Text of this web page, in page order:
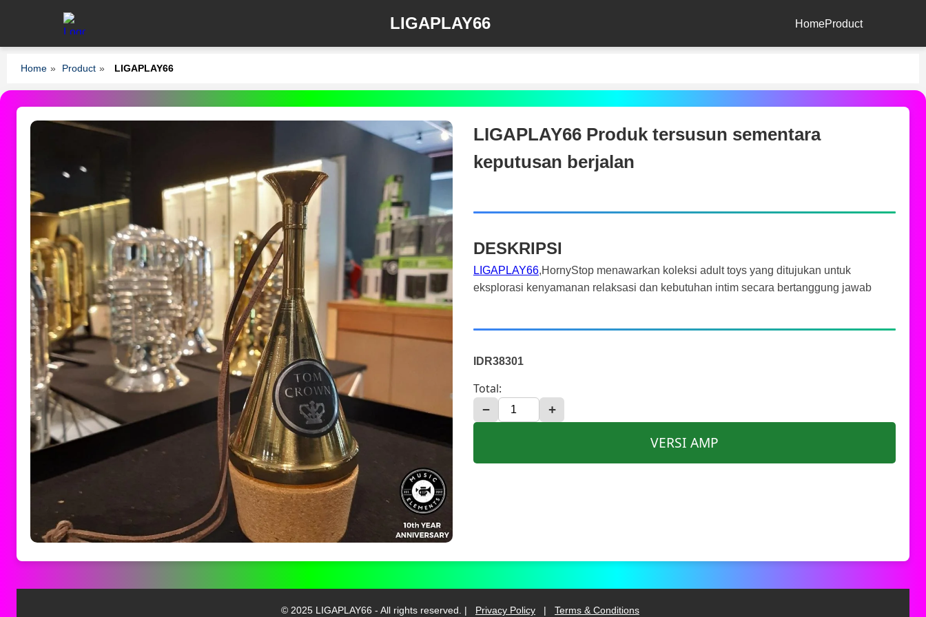
LIGAPLAY66 HomeProduct
Home » Product » LIGAPLAY66
LIGAPLAY66 Produk tersusun sementara
keputusan berjalan
DESKRIPSI
LIGAPLAY66,HornyStop menawarkan koleksi adult toys yang ditujukan untuk
eksplorasi kenyamanan relaksasi dan kebutuhan intim secara bertanggung jawab
IDR38301
Total:
− +
VERSI AMP
© 2025 LIGAPLAY66 - All rights reserved. | Privacy Policy | Terms & Conditions